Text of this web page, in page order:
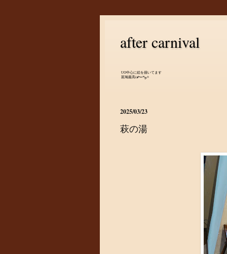
after carnival
UO中心に絵を描いてます
斑鳩最高(๑•̀ㅂ•́)و✧
2025/03/23
萩の湯